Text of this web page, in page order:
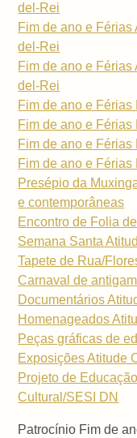
del-Rei
Fim de ano e
del-Rei
Fim de ano e
del-Rei
Fim de ano e
Fim de ano e
Fim de ano e
Fim de ano e
Presépio da
e contemporâneas
Encontro de Folia
Semana Santa
Tapete de Rua/
Carnaval de
Documentários
Homenageados
Peças gráficas de
Exposições Atitude
Projeto de
Cultural/SESI DN
Patrocínio Fim de